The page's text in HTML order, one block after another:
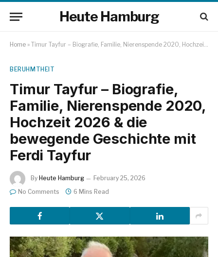
Heute Hamburg
Home » Timur Tayfur – Biografie, Familie, Nierenspende 2020, Hochzeit 2026 & die bewegende Geschichte mit Ferdi Tayfur
BERUHMTHEIT
Timur Tayfur – Biografie,
Familie, Nierenspende 2020,
Hochzeit 2026 & die
bewegende Geschichte mit
Ferdi Tayfur
By Heute Hamburg
February 25, 2026
No Comments
6 Mins Read